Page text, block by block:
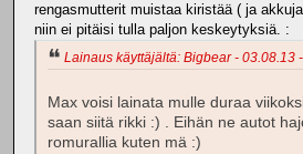
rengasmutterit muistaa kiristää ( ja
niin ei pitäisi tulla paljon keskeytyksiä. :
Lainaus käyttäjältä: Bigbear - 03.08.13
Max voisi lainata mulle duraa
saan siitä rikki :) . Eihän ne autot
romurallia kuten mä :)